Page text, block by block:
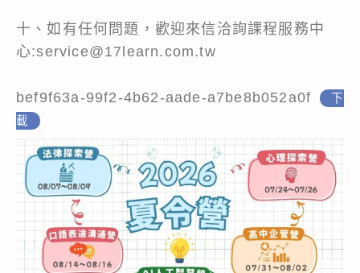
十、如有任何問題，歡迎來信洽詢課程服務中
心:service@17learn.com.tw
bef9f63a-99f2-4b62-aade-a7be8b052a0f
下
載